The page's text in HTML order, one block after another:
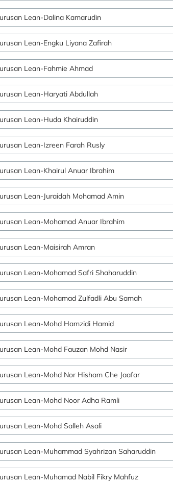
Lean-Dalina Kamarudin
Lean-Engku Liyana Zafirah
Lean-Fahmie Ahmad
Lean-Haryati Abdullah
Lean-Huda Khairuddin
Lean-Izreen Farah Rusly
Lean-Khairul Anuar Ibrahim
Lean-Juraidah Mohamad Amin
Lean-Mohamad Anuar Ibrahim
Lean-Maisirah Amran
Lean-Mohamad Safri Shaharuddin
Lean-Mohamad Zulfadli Abu Samah
Lean-Mohd Hamzidi Hamid
Lean-Mohd Fauzan Mohd Nasir
Lean-Mohd Nor Hisham Che Jaafar
Lean-Mohd Noor Adha Ramli
Lean-Mohd Salleh Asali
Lean-Muhammad Syahrizan Saharuddin
Lean-Muhamad Nabil Fikry Mahfuz